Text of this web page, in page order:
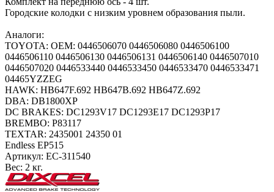
Городские колодки с низким уровнем образования пыли.
Аналоги:
TOYOTA: OEM: 0446506070 0446506080 0446506100
0446506110 0446506130 0446506131 0446506140 0446507010
0446507020 0446533440 0446533450 0446533470 0446533471
04465YZZEG
HAWK: HB647F.692 HB647B.692 HB647Z.692
DBA: DB1800XP
DC BRAKES: DC1293V17 DC1293E17 DC1293P17
BREMBO: P83117
TEXTAR: 2435001 24350 01
Endless EP515
Артикул: EC-311540
Вес: 2 кг.